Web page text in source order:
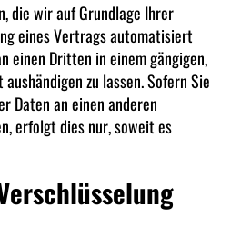
die wir auf Grundlage Ihrer
eines Vertrags automatisiert
einen Dritten in einem gängigen,
zu lassen. Sofern Sie
Daten an einen anderen
erfolgt dies nur, soweit es